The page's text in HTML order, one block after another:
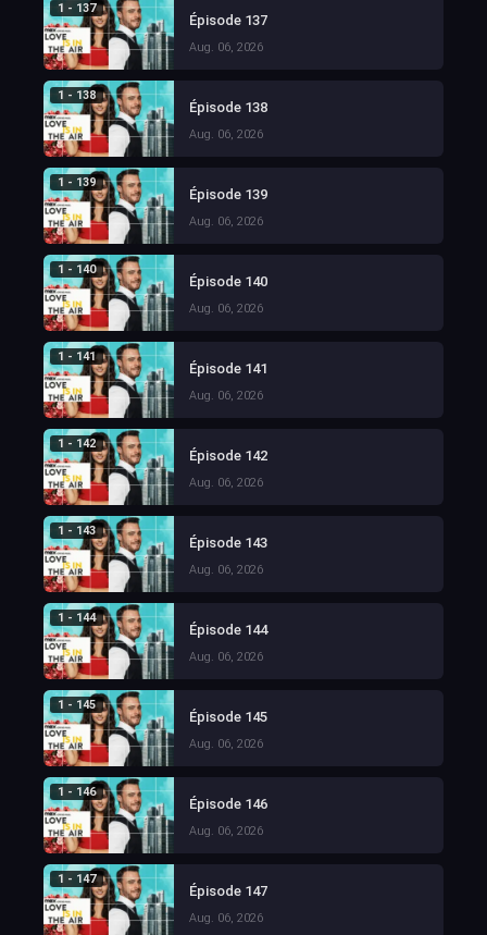
1 - 137
Épisode 137
Aug. 06, 2026
1 - 138
Épisode 138
Aug. 06, 2026
1 - 139
Épisode 139
Aug. 06, 2026
1 - 140
Épisode 140
Aug. 06, 2026
1 - 141
Épisode 141
Aug. 06, 2026
1 - 142
Épisode 142
Aug. 06, 2026
1 - 143
Épisode 143
Aug. 06, 2026
1 - 144
Épisode 144
Aug. 06, 2026
1 - 145
Épisode 145
Aug. 06, 2026
1 - 146
Épisode 146
Aug. 06, 2026
1 - 147
Épisode 147
Aug. 06, 2026